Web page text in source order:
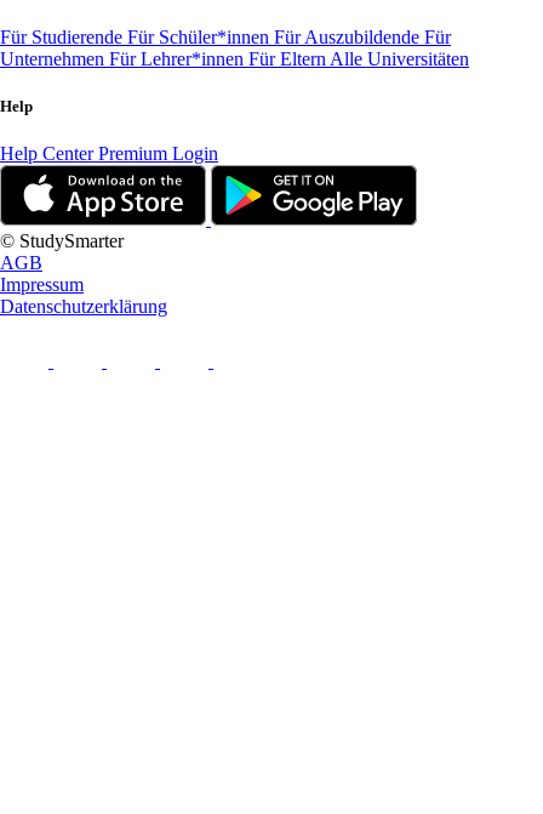
Für Studierende Für Schüler*innen Für Auszubildende Für
Unternehmen Für Lehrer*innen Für Eltern Alle Universitäten
Help
Help CenterPremium Login
© StudySmarter
AGB
Impressum
Datenschutzerklärung